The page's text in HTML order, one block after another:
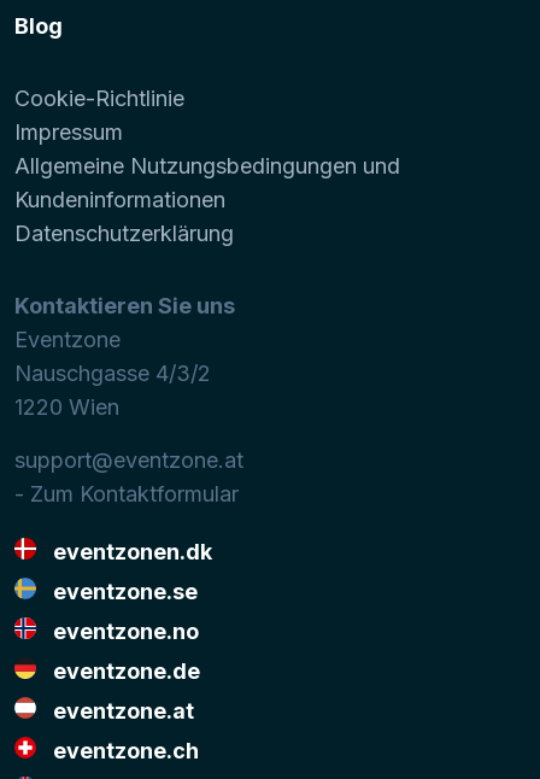
Blog
Cookie-Richtlinie
Impressum
Allgemeine Nutzungsbedingungen und
Kundeninformationen
Datenschutzerklärung
Kontaktieren Sie uns
Eventzone
Nauschgasse 4/3/2
1220 Wien
support@eventzone.at
- Zum Kontaktformular
eventzonen.dk
eventzone.se
eventzone.no
eventzone.de
eventzone.at
eventzone.ch